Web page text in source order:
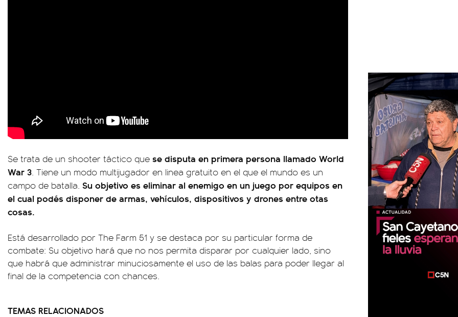
Se trata de un shooter táctico que se disputa en primera persona llamado World
War 3 . Tiene un modo multijugador en linea gratuito en el que el mundo es un
campo de batalla. Su objetivo es eliminar al enemigo en un juego por equipos en
el cual podés disponer de armas, vehículos, dispositivos y drones entre otas
cosas.
Está desarrollado por The Farm 51 y se destaca por su particular forma de
combate: Su objetivo hará que no nos permita disparar por cualquier lado, sino
que habrá que administrar minuciosamente el uso de las balas para poder llegar al
final de la competencia con chances.
TEMAS RELACIONADOS